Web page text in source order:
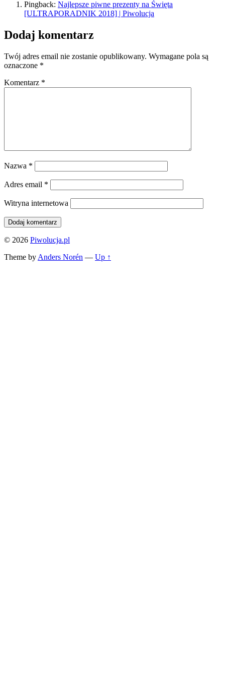
Pingback: Najlepsze piwne prezenty na Święta
[ULTRAPORADNIK 2018] | Piwolucja
Dodaj komentarz
Twój adres email nie zostanie opublikowany. Wymagane pola są
oznaczone *
Komentarz *
Nazwa *
Adres email *
Witryna internetowa
© 2026 Piwolucja.pl
Theme by Anders Norén — Up ↑